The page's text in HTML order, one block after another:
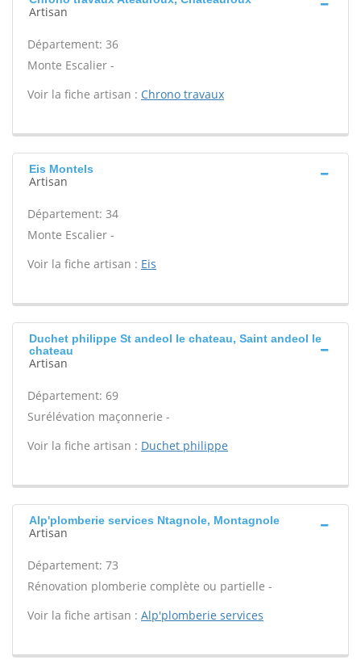
Artisan
Département: 36
Monte Escalier -
Voir la fiche artisan : Chrono travaux
Eis Montels
Artisan
Département: 34
Monte Escalier -
Voir la fiche artisan : Eis
Duchet philippe St andeol le chateau, Saint andeol le
chateau
Artisan
Département: 69
Surélévation maçonnerie -
Voir la fiche artisan : Duchet philippe
Alp'plomberie services Ntagnole, Montagnole
Artisan
Département: 73
Rénovation plomberie complète ou partielle -
Voir la fiche artisan : Alp'plomberie services